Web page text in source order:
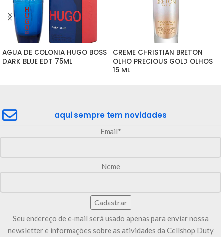
AGUA DE COLONIA HUGO BOSS
DARK BLUE EDT 75ML
CREME CHRISTIAN BRETON
OLHO PRECIOUS GOLD OLHOS
15 ML
aqui sempre tem novidades
Email*
Nome
Seu endereço de e-mail será usado apenas para enviar nossa
newsletter e informações sobre as atividades da Cellshop Duty